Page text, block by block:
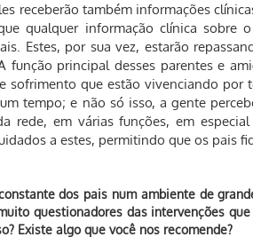
receberão também informações
qualquer informação clínica sobre
Estes, por sua vez, estarão
função principal desses parentes e
sofrimento que estão vivenciando
tempo; e não só isso, a gente
rede, em várias funções, em
a estes, permitindo que os pais
dos pais num ambiente de
questionadores das intervenções
Existe algo que você nos recomende?